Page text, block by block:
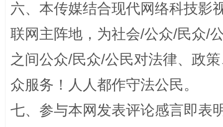
六、本传媒结合现代网络科技影
联网主阵地，为社会/公众/民众/
之间公众/民众/公民对法律、政
众服务！人人都作守法公民。
七、参与本网发表评论感言即表